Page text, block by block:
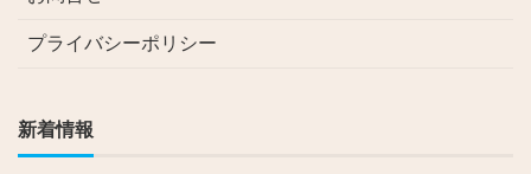
プライバシーポリシー
新着情報